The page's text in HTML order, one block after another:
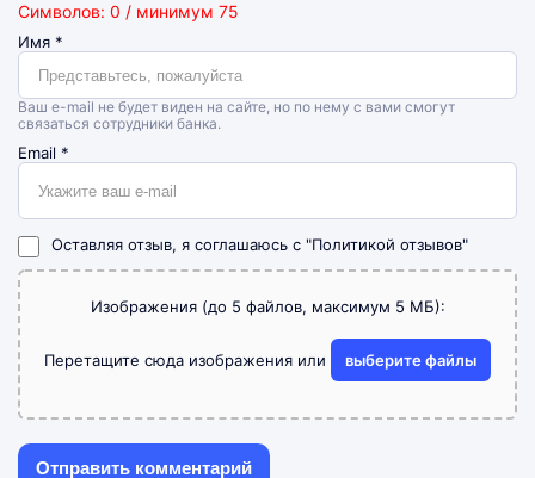
Символов: 0 / минимум 75
Имя *
Ваш e-mail не будет виден на сайте, но по нему с вами смогут
связаться сотрудники банка.
Email *
Оставляя отзыв, я соглашаюсь с "Политикой отзывов"
Изображения (до 5 файлов, максимум 5 МБ):
Перетащите сюда изображения или выберите файлы